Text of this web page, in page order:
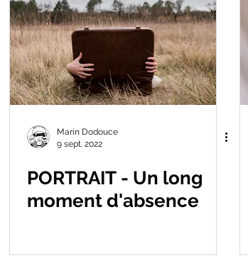
Marin Dodouce
9 sept. 2022
PORTRAIT - Un long
moment d'absence